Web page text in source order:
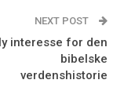
NEXT POST
interesse for den
bibelske
verdenshistorie